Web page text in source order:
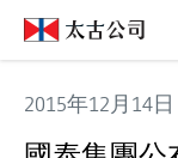
2015年12月14日